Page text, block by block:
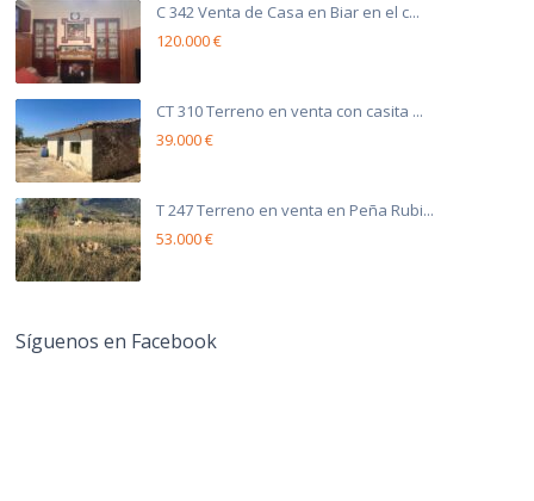
C 342 Venta de Casa en Biar en el c...
120.000 €
CT 310 Terreno en venta con casita ...
39.000 €
T 247 Terreno en venta en Peña Rubi...
53.000 €
Síguenos en Facebook